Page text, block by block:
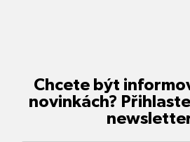
Chcete být
novinkách?